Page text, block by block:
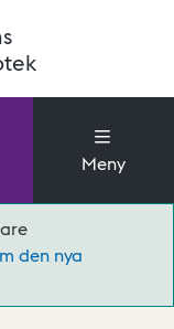
Meny
den nya